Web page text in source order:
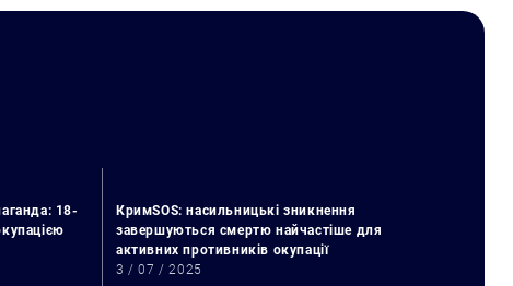
18-
КримSOS: насильницькі зникнення
завершуються смертю найчастіше для
активних противників окупації
3 / 07 / 2025